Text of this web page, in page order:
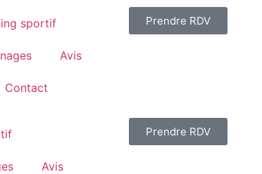
sportif
Avis
Contact
Prendre RDV
Avis
Prendre RDV